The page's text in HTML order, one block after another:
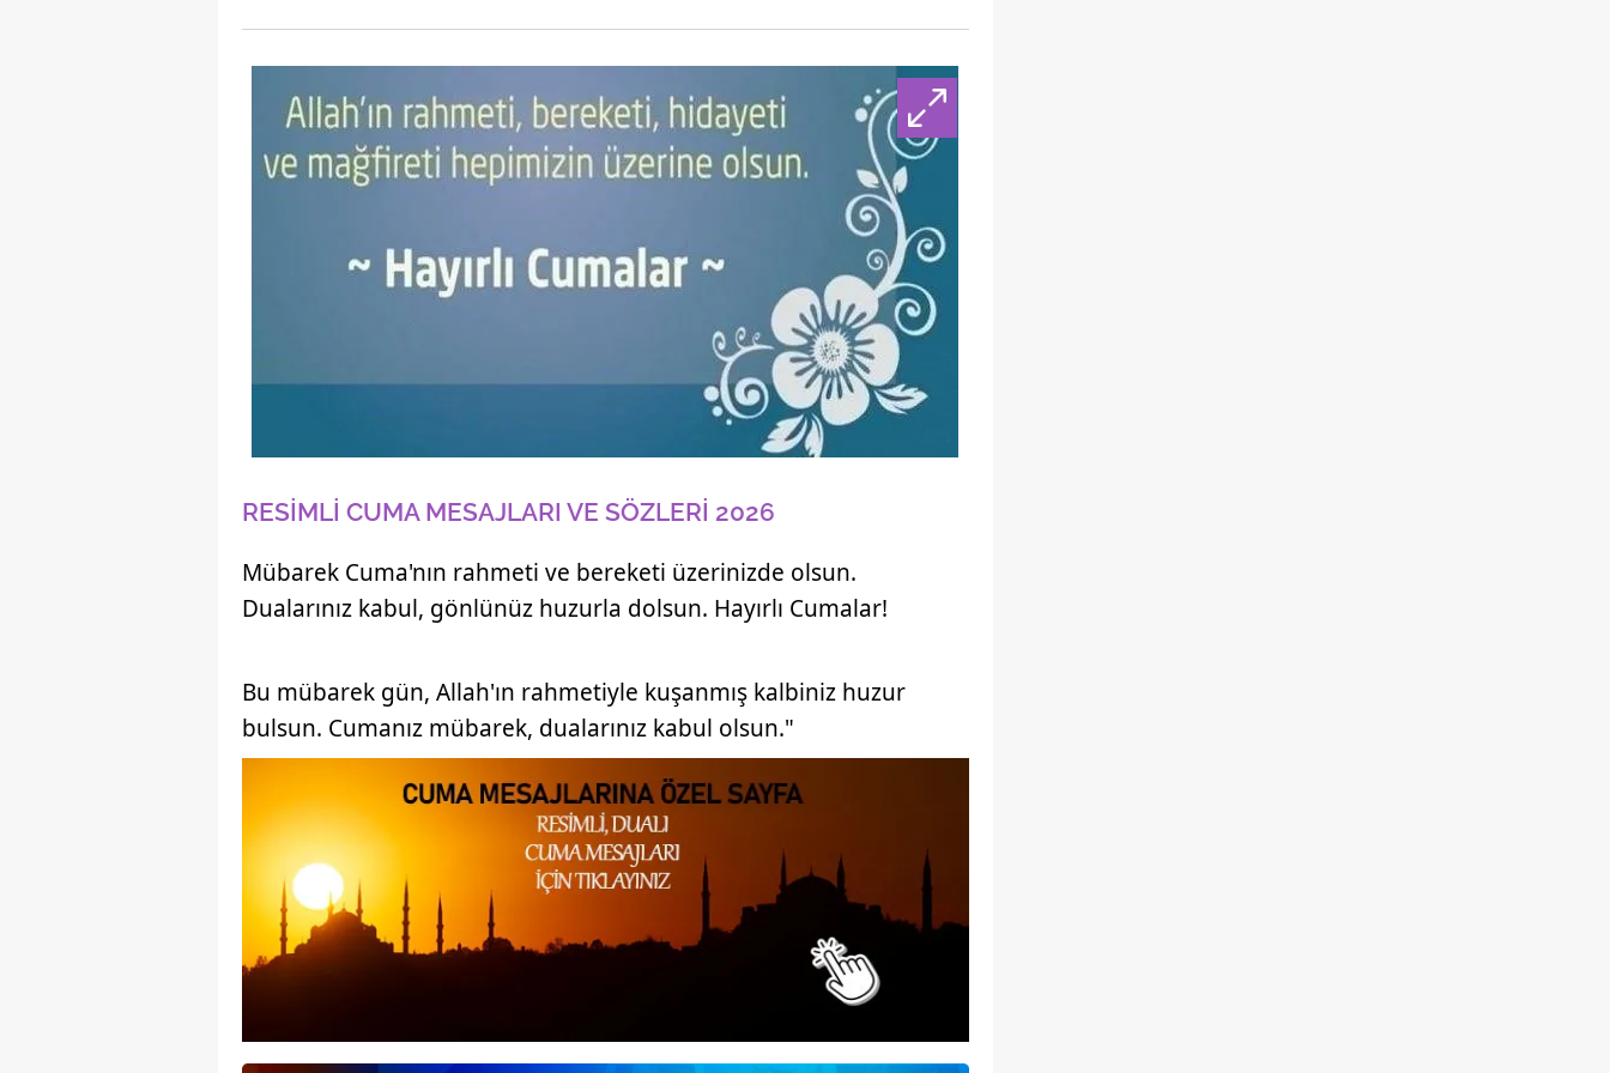
RESİMLİ CUMA MESAJLARI VE SÖZLERİ 2026
Mübarek Cuma'nın rahmeti ve bereketi üzerinizde olsun.
Dualarınız kabul, gönlünüz huzurla dolsun. Hayırlı Cumalar!
Bu mübarek gün, Allah'ın rahmetiyle kuşanmış kalbiniz huzur
bulsun. Cumanız mübarek, dualarınız kabul olsun."